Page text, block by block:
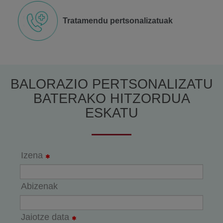
Tratamendu pertsonalizatuak
BALORAZIO PERTSONALIZATU
BATERAKO HITZORDUA
ESKATU
Izena
Abizenak
Jaiotze data